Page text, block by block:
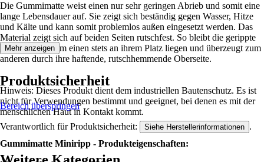
Die Gummimatte weist einen nur sehr geringen Abrieb und somit eine
lange Lebensdauer auf. Sie zeigt sich beständig gegen Wasser, Hitze
und Kälte und kann somit problemlos außen eingesetzt werden. Das
Material zeigt sich auf beiden Seiten rutschfest. So bleibt die gerippte
Gummiplatte zum einen stets an ihrem Platz liegen und überzeugt zum
anderen durch ihre haftende, rutschhemmende Oberseite.
Hinweis: Dieses Produkt dient dem industriellen Bautenschutz. Es ist
nicht für Verwendungen bestimmt und geeignet, bei denen es mit der
menschlichen Haut in Kontakt kommt.
Gummimatte Miniripp - Produkteigenschaften:
Mehr anzeigen
Produktsicherheit
Bereich überspringen
Verantwortlich für Produktsicherheit: Siehe Herstellerinformationen .